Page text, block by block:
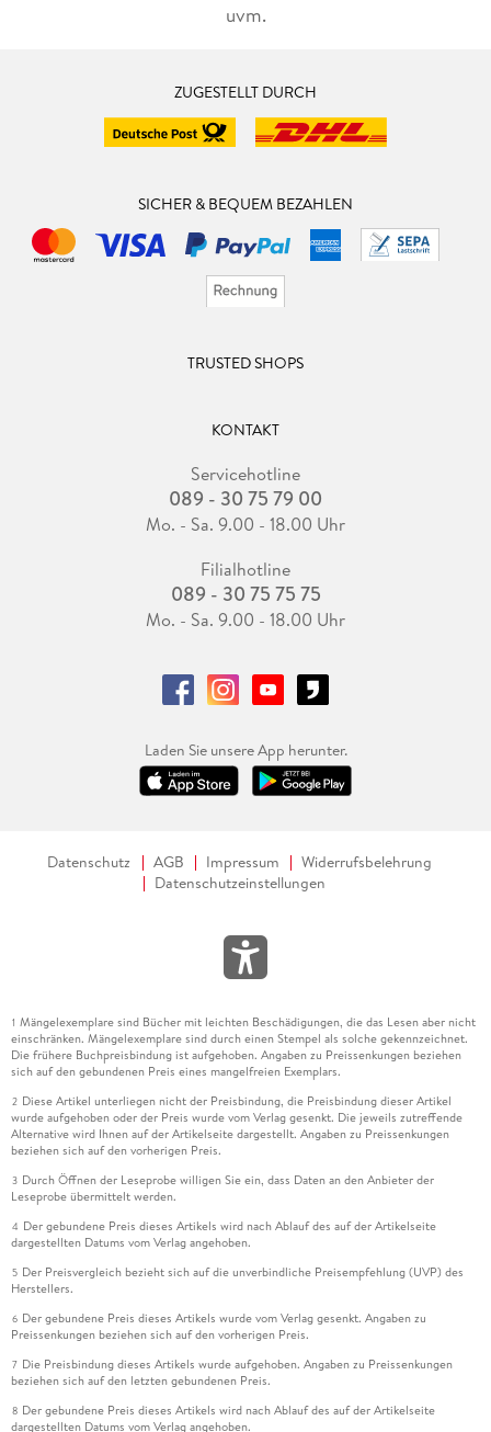
uvm.
ZUGESTELLT DURCH
SICHER & BEQUEM BEZAHLEN
TRUSTED SHOPS
KONTAKT
Servicehotline
089 - 30 75 79 00
Mo. - Sa. 9.00 - 18.00 Uhr
Filialhotline
089 - 30 75 75 75
Mo. - Sa. 9.00 - 18.00 Uhr
Laden Sie unsere App herunter.
Datenschutz AGB Impressum
Widerrufsbelehrung
Datenschutzeinstellungen
1 Mängelexemplare sind Bücher mit leichten Beschädigungen, die das Lesen aber nicht
einschränken. Mängelexemplare sind durch einen Stempel als solche gekennzeichnet.
Die frühere Buchpreisbindung ist aufgehoben. Angaben zu Preissenkungen beziehen
sich auf den gebundenen Preis eines mangelfreien Exemplars.
2 Diese Artikel unterliegen nicht der Preisbindung, die Preisbindung dieser Artikel
wurde aufgehoben oder der Preis wurde vom Verlag gesenkt. Die jeweils zutreffende
Alternative wird Ihnen auf der Artikelseite dargestellt. Angaben zu Preissenkungen
beziehen sich auf den vorherigen Preis.
3 Durch Öffnen der Leseprobe willigen Sie ein, dass Daten an den Anbieter der
Leseprobe übermittelt werden.
4 Der gebundene Preis dieses Artikels wird nach Ablauf des auf der Artikelseite
dargestellten Datums vom Verlag angehoben.
5 Der Preisvergleich bezieht sich auf die unverbindliche Preisempfehlung (UVP) des
Herstellers.
6 Der gebundene Preis dieses Artikels wurde vom Verlag gesenkt. Angaben zu
Preissenkungen beziehen sich auf den vorherigen Preis.
7 Die Preisbindung dieses Artikels wurde aufgehoben. Angaben zu Preissenkungen
beziehen sich auf den letzten gebundenen Preis.
8 Der gebundene Preis dieses Artikels wird nach Ablauf des auf der Artikelseite
dargestellten Datums vom Verlag angehoben.